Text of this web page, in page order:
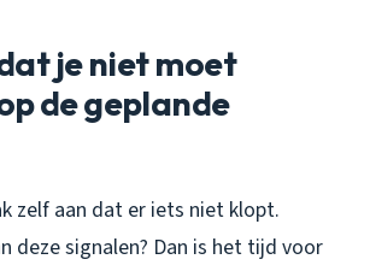
je niet moet
de geplande
zelf aan dat er iets niet klopt.
deze signalen? Dan is het tijd voor